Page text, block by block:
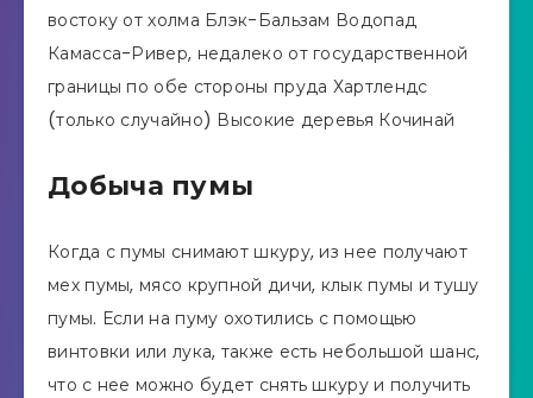
востоку от холма Блэк-Бальзам Водопад
Камасса-Ривер, недалеко от государственной
границы по обе стороны пруда Хартлендс
(только случайно) Высокие деревья Кочинай
Добыча пумы
Когда с пумы снимают шкуру, из нее получают
мех пумы, мясо крупной дичи, клык пумы и тушу
пумы. Если на пуму охотились с помощью
винтовки или лука, также есть небольшой шанс,
что с нее можно будет снять шкуру и получить